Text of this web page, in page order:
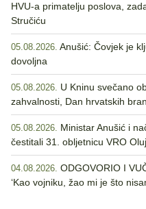
HVU-a primatelju poslova,
Stručiću
05.08.2026. Anušić: Čovjek je
dovoljna
05.08.2026. U Kninu svečano
zahvalnosti, Dan hrvatskih
05.08.2026. Ministar Anušić i
čestitali 31. obljetnicu VRO
04.08.2026. ODGOVORIO I
‘Kao vojniku, žao mi je što